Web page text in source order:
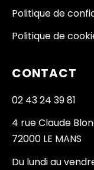
Politique de
Politique de
CONTACT
02 43 24 39 81
4 rue Claude
72000 LE MANS
Du lundi au